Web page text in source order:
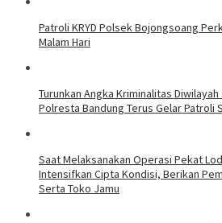
Patroli KRYD Polsek Bojongsoang
Malam Hari
Turunkan Angka Kriminalitas
Polresta Bandung Terus Gelar Patroli
Saat Melaksanakan Operasi Pekat
Intensifkan Cipta Kondisi, Berikan
Serta Toko Jamu